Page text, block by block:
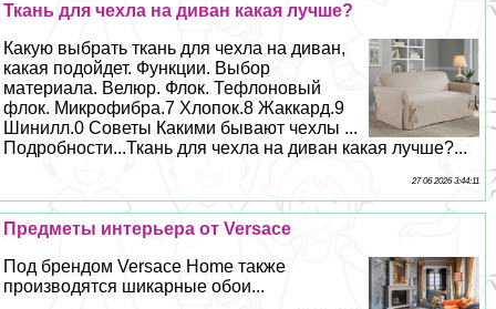
Ткань для чехла на диван какая лучше?
Какую выбрать ткань для чехла на диван,
какая подойдет. Функции. Выбор
материала. Велюр. Флок. Тефлоновый
флок. Микрофибра.7 Хлопок.8 Жаккард.9
Шинилл.0 Советы Какими бывают чехлы ...
Подробности...Ткань для чехла на диван какая лучше?...
27 06 2026 3:44:11
Предметы интерьера от Versace
Под брендом Versace Home также
производятся шикарные обои...